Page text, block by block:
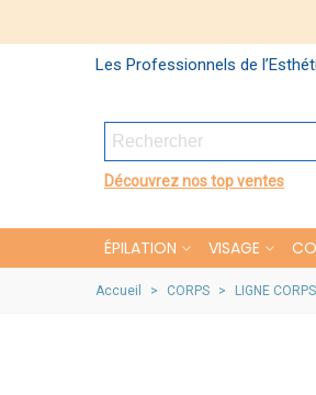
Les Professionnels de
Découvrez nos top ventes
ÉPILATION VISAGE
Accueil > CORPS > LIGNE